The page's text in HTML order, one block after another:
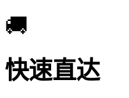
🚚
快速直达